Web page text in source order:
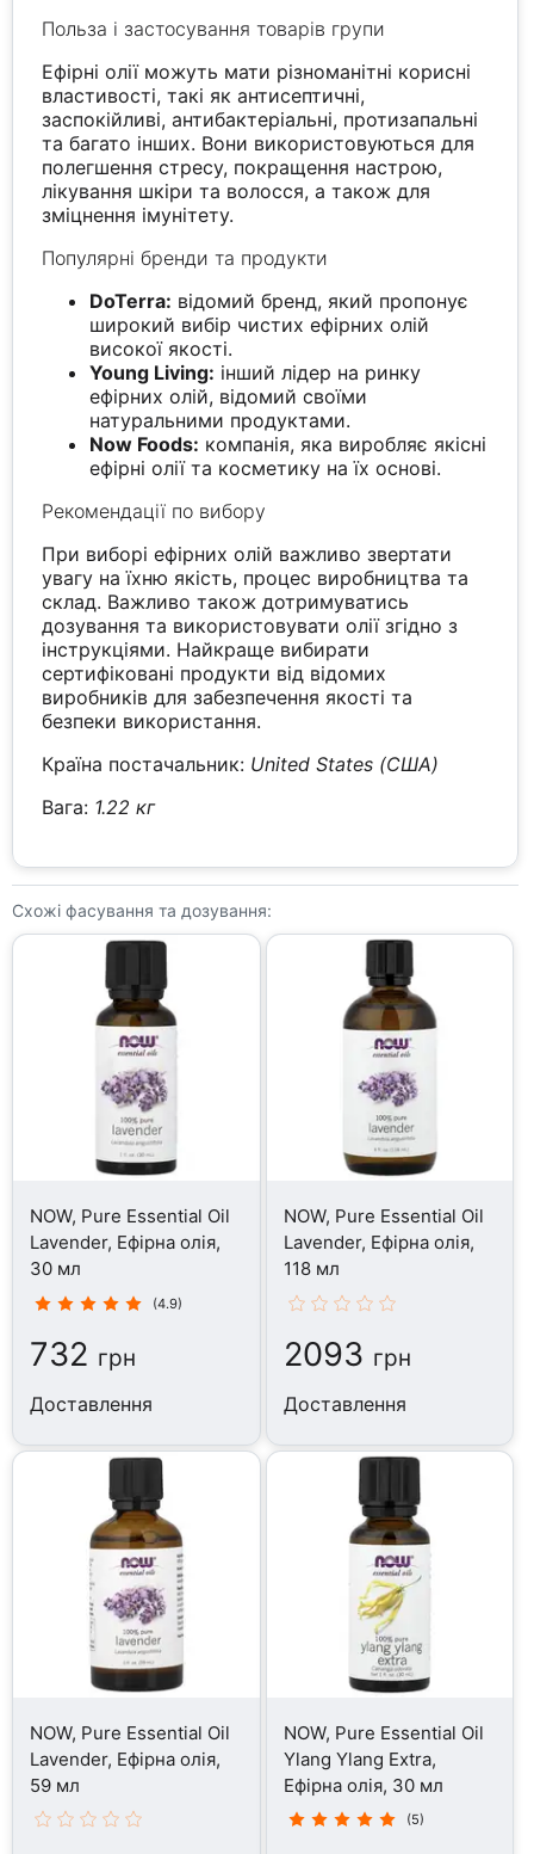
Польза і застосування товарів групи
Ефірні олії можуть мати різноманітні корисні
властивості, такі як антисептичні,
заспокійливі, антибактеріальні, протизапальні
та багато інших. Вони використовуються для
полегшення стресу, покращення настрою,
лікування шкіри та волосся, а також для
зміцнення імунітету.
Популярні бренди та продукти
DoTerra: відомий бренд, який пропонує
широкий вибір чистих ефірних олій
високої якості.
Young Living: інший лідер на ринку
ефірних олій, відомий своїми
натуральними продуктами.
Now Foods: компанія, яка виробляє якісні
ефірні олії та косметику на їх основі.
Рекомендації по вибору
При виборі ефірних олій важливо звертати
увагу на їхню якість, процес виробництва та
склад. Важливо також дотримуватись
дозування та використовувати олії згідно з
інструкціями. Найкраще вибирати
сертифіковані продукти від відомих
виробників для забезпечення якості та
безпеки використання.
Країна постачальник: United States (США)
Вага: 1.22 кг
Схожі фасування та дозування:
NOW, Pure Essential Oil
Lavender, Ефірна олія,
30 мл
(4.9)
732 грн
Доставлення
NOW, Pure Essential Oil
Lavender, Ефірна олія,
118 мл
2093 грн
Доставлення
NOW, Pure Essential Oil
Lavender, Ефірна олія,
59 мл
NOW, Pure Essential Oil
Ylang Ylang Extra,
Ефірна олія, 30 мл
(5)